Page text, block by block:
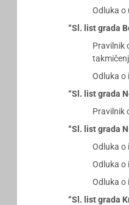
Odluka o
“Sl. list grada
Pravilnik
Odluka o
“Sl. list grada
Pravilnik
“Sl. list grada
Odluka o
Odluka o
Odluka o
“Sl. list grada